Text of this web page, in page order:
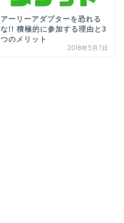
アーリーアダプターを恐れる
な!! 積極的に参加する理由と3
つのメリット
2018年5月7日